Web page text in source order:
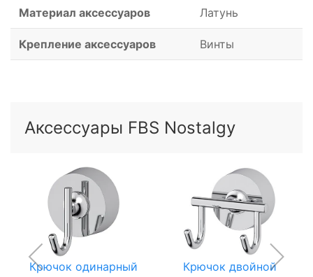
Материал аксессуаров Латунь
Крепление аксессуаров Винты
Аксессуары FBS Nostalgy
Крючок одинарный
Крючок двойной